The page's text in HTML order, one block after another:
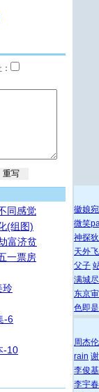
同感觉
(组图)
富济贫
一票房
玲
-6
-10
徽娘
微笑
神探
天外
父子
满城
东京审
色即
周杰伦
rain
李俊基
李宇春